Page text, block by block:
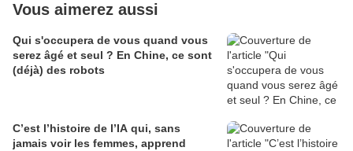
Vous aimerez aussi
Qui s'occupera de vous quand vous
serez âgé et seul ? En Chine, ce sont
(déjà) des robots
C’est l’histoire de l’IA qui, sans
jamais voir les femmes, apprend